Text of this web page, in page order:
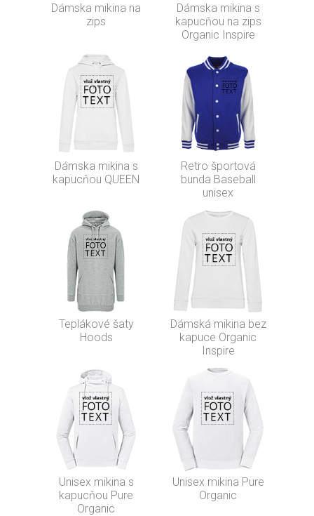
Dámska mikina na
zips
Dámska mikina s
kapucňou na zips
Organic Inspire
Dámska mikina s
kapucňou QUEEN
Retro športová
bunda Baseball
unisex
Teplákové šaty
Hoods
Dámská mikina bez
kapuce Organic
Inspire
Unisex mikina s
kapucňou Pure
Organic
Unisex mikina Pure
Organic